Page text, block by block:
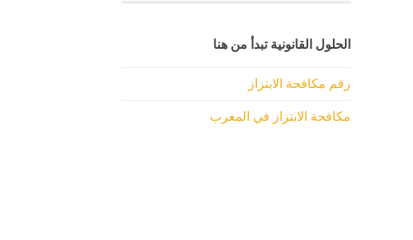
الحلول القانونية تبدأ من هنا
رقم مكافحة الابتزاز
مكافحة الابتزاز في المغرب